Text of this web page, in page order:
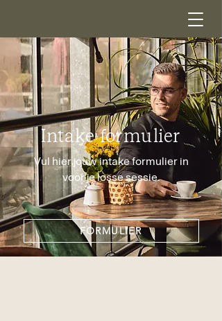
Intake formulier
Vul hier jouw intake formulier in
voor je losse sessie.
FORMULIER